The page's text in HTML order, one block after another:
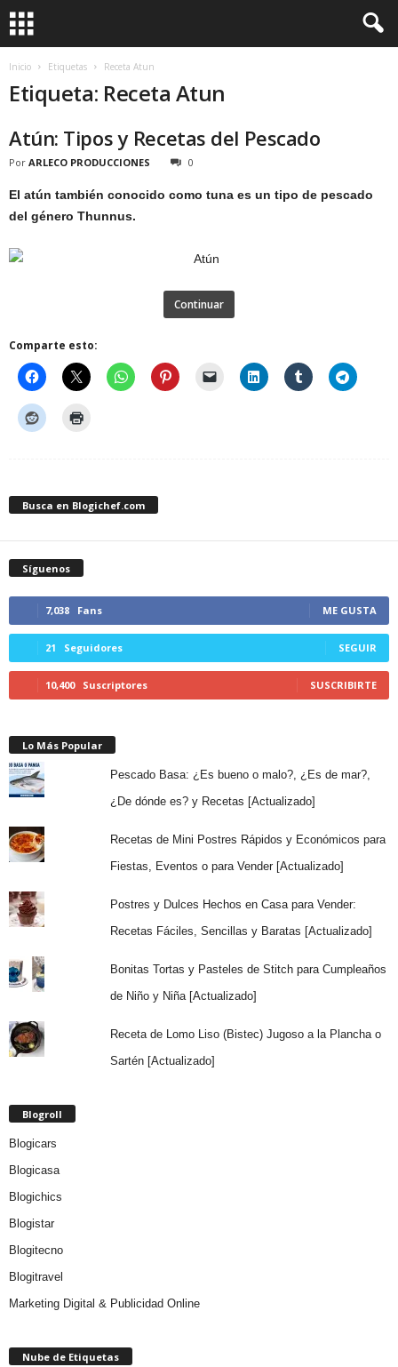
Inicio Etiquetas Receta Atun
Etiqueta: Receta Atun
Atún: Tipos y Recetas del Pescado
Por ARLECO PRODUCCIONES 0
El atún también conocido como tuna es un tipo de pescado
del género Thunnus.
Continuar
Comparte esto:
Busca en Blogichef.com
Síguenos
7,038 Fans ME GUSTA
21 Seguidores SEGUIR
10,400 Suscriptores SUSCRIBIRTE
Lo Más Popular
Pescado Basa: ¿Es bueno o malo?, ¿Es de mar?,
¿De dónde es? y Recetas [Actualizado]
Recetas de Mini Postres Rápidos y Económicos para
Fiestas, Eventos o para Vender [Actualizado]
Postres y Dulces Hechos en Casa para Vender:
Recetas Fáciles, Sencillas y Baratas [Actualizado]
Bonitas Tortas y Pasteles de Stitch para Cumpleaños
de Niño y Niña [Actualizado]
Receta de Lomo Liso (Bistec) Jugoso a la Plancha o
Sartén [Actualizado]
Blogroll
Blogicars
Blogicasa
Blogichics
Blogistar
Blogitecno
Blogitravel
Marketing Digital & Publicidad Online
Nube de Etiquetas